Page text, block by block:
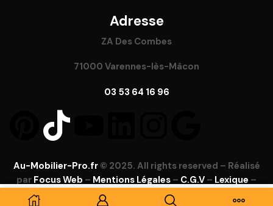
Adresse
ZA Des Combes
71000 Varennes-lès-Mâcon
03 53 64 16 96
Au-Mobilier-Pro.fr© 2025. All rights reserved – Réalisé
par Focus Web – Mentions Légales – C.G.V – Lexique –